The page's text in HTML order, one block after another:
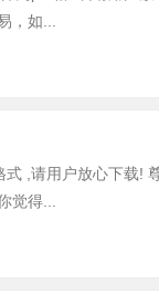
，如...
,请用户放心下载!
觉得...